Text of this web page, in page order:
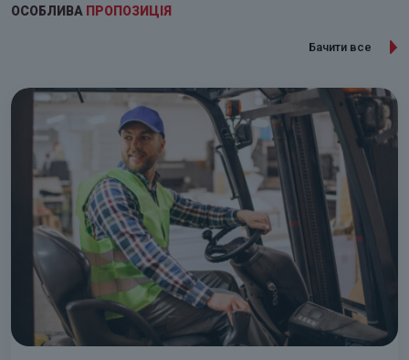
ОСОБЛИВА ПРОПОЗИЦІЯ
Бачити все